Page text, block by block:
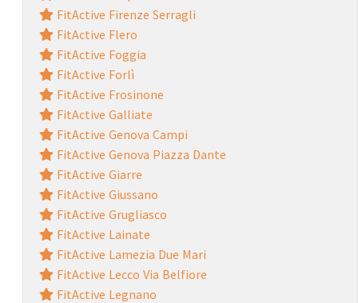
FitActive Firenze Serragli
FitActive Flero
FitActive Foggia
FitActive Forlì
FitActive Frosinone
FitActive Galliate
FitActive Genova Campi
FitActive Genova Piazza Dante
FitActive Giarre
FitActive Giussano
FitActive Grugliasco
FitActive Lainate
FitActive Lamezia Due Mari
FitActive Lecco Via Belfiore
FitActive Legnano